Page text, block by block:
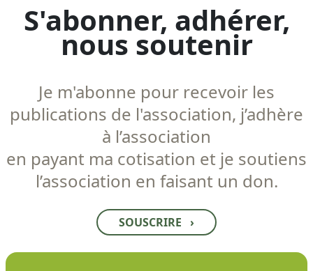
S'abonner, adhérer,
nous soutenir
Je m'abonne pour recevoir les
publications de l'association, j’adhère
à l’association
en payant ma cotisation et je soutiens
l’association en faisant un don.
SOUSCRIRE ›